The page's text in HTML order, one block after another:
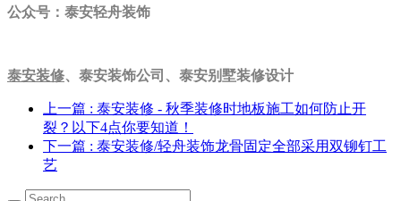
公众号：泰安轻舟装饰
泰安装修、泰安装饰公司、泰安别墅装修设计
上一篇 : 泰安装修 - 秋季装修时地板施工如何防止开
裂？以下4点你要知道！
下一篇 : 泰安装修/轻舟装饰龙骨固定全部采用双铆钉工
艺